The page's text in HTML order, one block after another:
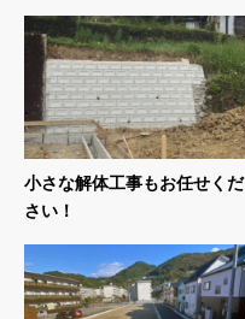
小さな解体工事もお任せくだ
さい！